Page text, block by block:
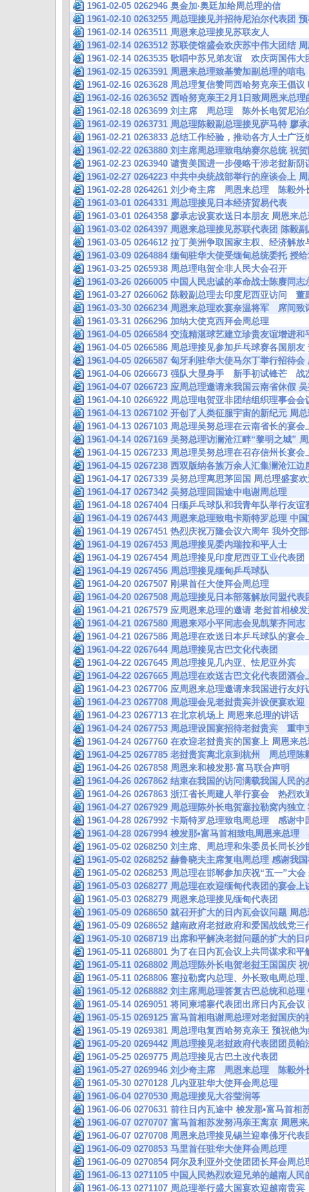
1961-02-05 0262946 奥金加·奥廷加给周总理的信
1961-02-10 0263255 周总理接见并招待尼泊尔代表团
1961-02-14 0263511 周恩来总理接见苏联友人
1961-02-14 0263512 苏联使馆盛会欢庆苏中伟大团结
1961-02-14 0263535 歌唱中苏兄弟友谊 欢庆两国伟大
1961-02-15 0263591 周恩来总理致基赞加副总理的唁电
1961-02-16 0263628 周总理复信赞同西哈努克亲王倡
1961-02-16 0263652 西哈努克亲王2月1日致周恩来总理
1961-02-18 0263699 刘主席 周总理 陈外长电贺尼泊
1961-02-19 0263731 周总理陈毅副总理接见萨马特 廖
1961-02-21 0263833 总结工作经验，推动各方人士广
1961-02-22 0263880 刘主席周总理致电纳赛尔总统 祝
1961-02-23 0263940 谴责美国进一步侵略干涉老挝新
1961-02-27 0264223 中共中央统战部举行的座谈会上
1961-02-28 0264261 刘少奇主席 周恩来总理 陈毅外
1961-03-01 0264331 周总理接见日本经济贸易代表
1961-03-01 0264358 廖承志设宴欢送日本朋友 周恩来
1961-03-02 0264397 周恩来总理接见苏联代表团 陈毅
1961-03-05 0264612 拉丁美洲争取国家主权、经济解
1961-03-09 0264884 缅甸驻华大使受缅甸总统委托 授
1961-03-25 0265938 周总理电贺全非人民大会召开
1961-03-26 0266005 中国人民忠诚的革命战士陈赓同
1961-03-27 0266062 陈毅副总理去印度尼西亚访问 董
1961-03-30 0266234 周恩来总理欢宴奈温将军 席间致
1961-03-31 0266296 加纳大使克西拜会周总理
1961-04-05 0266584 交流精湛球艺建立珍贵友谊增进
1961-04-05 0266586 周总理接见参加乒乓球赛各国朋
1961-04-05 0266587 匈牙利驻华大使马尔丁举行招待
1961-04-06 0266673 强队大显身手 新手初试锋芒 战
1961-04-07 0266723 应周总理邀请来我国云南省休假
1961-04-10 0266922 周总理电贺亚非团结组织理事会
1961-04-13 0267102 开创了人类征服宇宙的新纪元 周
1961-04-13 0267103 周总理吴努总理在云南省长的宴
1961-04-14 0267169 吴努总理访澜沧江畔“黎明之城”
1961-04-15 0267233 周总理吴努总理在召存信州长宴
1961-04-15 0267238 西双版纳各族万余人汇集澜沧江
1961-04-17 0267339 吴努总理离思茅回国 周总理盛宴
1961-04-17 0267342 吴努总理回国途中电谢周总理
1961-04-18 0267404 日缅乒乓球队和我青年队举行友
1961-04-19 0267443 周恩来总理致电卡斯特罗总理 中
1961-04-19 0267451 热烈庆祝万隆会议六周年 我外交
1961-04-19 0267453 周总理接见委内瑞拉和平人士
1961-04-19 0267454 周总理接见印度尼西亚工业代表团
1961-04-19 0267456 周总理接见缅甸乒乓球队
1961-04-20 0267507 刚果首任大使拜会周总理
1961-04-20 0267508 周总理接见日本部落解放同盟代表
1961-04-21 0267579 应周恩来总理的邀请 老挝首相梭
1961-04-21 0267580 周恩来邓小平同志会见凯莱齐同志
1961-04-21 0267586 周总理在欢送日本乒乓球队的宴
1961-04-22 0267644 周总理接见古巴文化代表团
1961-04-22 0267645 周总理接见几内亚、怯尼亚外宾
1961-04-22 0267665 周总理在欢送古巴文化代表团酒
1961-04-23 0267706 应周恩来总理邀请来我国进行友
1961-04-23 0267708 周总理会见老挝贵宾并设便宴欢迎
1961-04-23 0267713 在北京机场上 周恩来总理的讲话
1961-04-24 0267753 周总理设国宴招待老挝贵宾 重申
1961-04-24 0267760 在欢迎老挝贵宾的国宴上 周恩来
1961-04-25 0267785 老挝贵宾离北京到杭州 周总理
1961-04-26 0267858 周恩来和梭发那·富马联合声明
1961-04-26 0267862 结束在我国的访问满载我国人
1961-04-26 0267863 浙江省长周建人举行宴会 热烈
1961-04-27 0267929 周总理陈外长电贺塞拉勒窝内独
1961-04-28 0267992 卡斯特罗总理致电周总理 感谢中
1961-04-28 0267994 梭发那•富马首相致电周恩来总
1961-05-02 0268250 刘主席、周总理和朱委员长同长
1961-05-02 0268252 赫鲁晓夫主席复电周总理 感谢我
1961-05-02 0268253 周总理在邯郸参加庆祝“五一”大
1961-05-03 0268277 周总理在欢迎缅甸代表团的宴会
1961-05-03 0268279 周恩来总理接见缅甸代表团
1961-05-09 0268650 就召开扩大的日内瓦会议问题 周
1961-05-09 0268652 越南政府老挝政府和爱国战线党
1961-05-10 0268719 出席和平解决老挝问题的扩大的
1961-05-11 0268801 为了在日内瓦会议上共同谋求和
1961-05-11 0268802 周总理陈外长电贺老挝王国国庆
1961-05-11 0268806 塞拉勒窝内总理、外长致电周总
1961-05-12 0268882 刘主席周总理答复古巴总统和总
1961-05-14 0269051 将同柬埔寨代表团出席日内瓦会
1961-05-15 0269125 富马首相电谢周总理对老挝国庆的
1961-05-19 0269381 周总理电复西哈努克亲王 预祝他
1961-05-20 0269442 周总理接见老挝政府代表团团员帕
1961-05-25 0269775 周总理接见古巴土改代表团
1961-05-27 0269946 刘少奇主席 周恩来总理 陈毅外
1961-05-30 0270128 几内亚驻华大使拜会周总理
1961-06-04 0270530 周总理接见大谷莹润等
1961-06-06 0270631 前往日内瓦途中 梭发那•富马首相
1961-06-07 0270707 富马首相苏发努冯亲王离京 周恩
1961-06-07 0270708 周恩来总理接见锡兰迎奉佛牙代表
1961-06-09 0270853 马里首任驻华大使拜会周总理
1961-06-09 0270854 阿尔及利亚外交使团团长拜会周总
1961-06-13 0271105 中国人民热烈欢迎兄弟的越南人
1961-06-13 0271107 周总理举行盛大国宴欢迎越南贵宾